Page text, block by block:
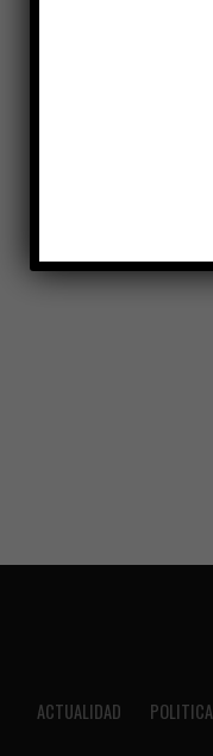
ACTUALIDAD POLITICA